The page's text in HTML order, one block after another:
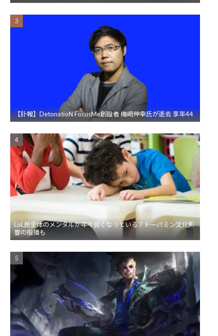
【訃報】DetonatioN FocusMe創設者 梅崎伸幸氏が逝去 享年44
LoL民全体のメンタルが年々弱くなっている？ドーパミン文化影
響の指摘も